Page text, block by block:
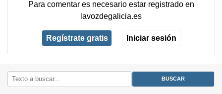
Para comentar es necesario estar registradoen
lavozdegalicia.es
Regístrate gratis Iniciar sesión